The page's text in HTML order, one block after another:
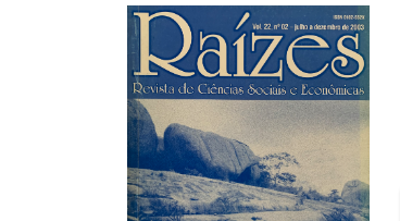
Barra
lateral
de
artigos